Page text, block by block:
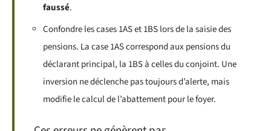
faussé.
Confondre les cases 1AS et 1BS lors de la saisie des
pensions. La case 1AS correspond aux pensions du
déclarant principal, la 1BS à celles du conjoint. Une
inversion ne déclenche pas toujours d’alerte, mais
modifie le calcul de l’abattement pour le foyer.